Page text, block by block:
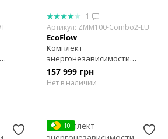
2
1
Артикул: ZMM100-Combo2-EU
EcoFlow
Комплект
энергонезависимости
Ecoflow Power Prepared Kit
(Без Батарей)
157 999 грн
Нет в наличии
10